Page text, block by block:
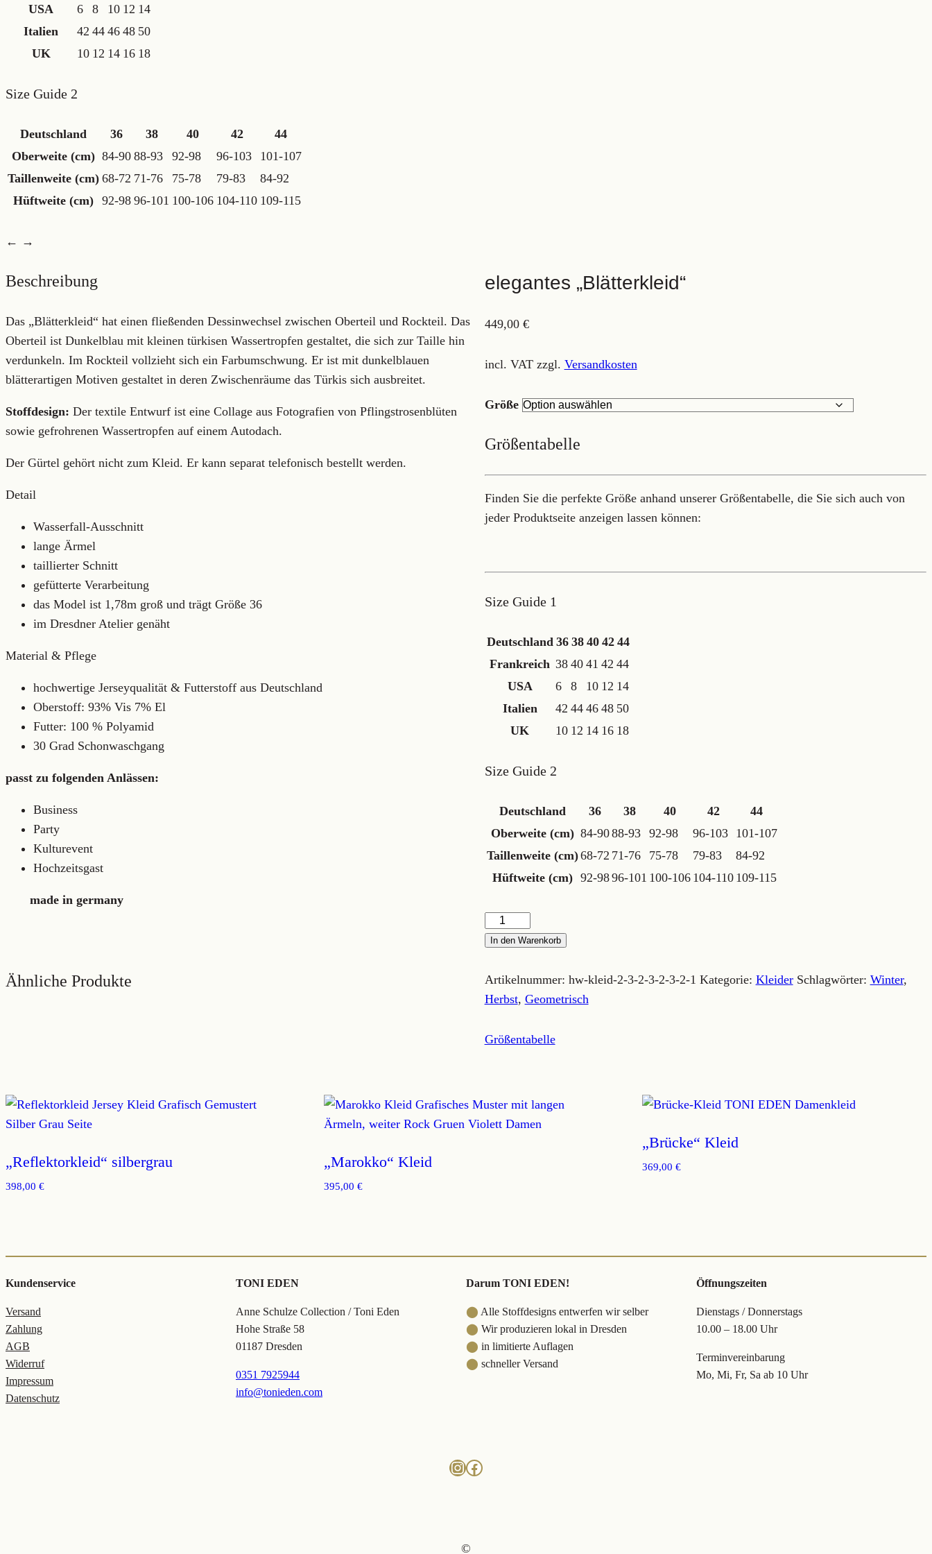
USA
6 8 10 12 14
Italien
42 44 46 48 50
UK
10 12 14 16 18
Size Guide 2
Deutschland 36 38 40 42
44
Oberweite (cm) 84-90 88-93 92-98 96-103
101-107
Taillenweite (cm) 68-72 71-76 75-78 79-83
84-92
Hüftweite (cm) 92-98 96-101 100-106 104-110 109-115
← →
elegantes „Blätterkleid“
449,00 €
incl. VAT zzgl. Versandkosten
Größe
Größentabelle
Finden Sie die perfekte Größe anhand unserer Größentabelle, die Sie sich auch von
jeder Produktseite anzeigen lassen können:
Size Guide 1
Deutschland 36 38 40 42 44
Frankreich 38 40 41 42 44
USA
6 8 10 12 14
Italien
42 44 46 48 50
UK
10 12 14 16 18
Size Guide 2
Deutschland 36 38 40 42
44
Oberweite (cm) 84-9088-93 92-98 96-103
101-107
Taillenweite (cm)68-72 71-76 75-78 79-83
84-92
Hüftweite (cm) 92-9896-101 100-106 104-110 109-115
elegantes
"Blätterkleid"
In den Warenkorb
Artikelnummer: hw-kleid-2-3-2-3-2-3-2-1 Kategorie: Kleider Schlagwörter: Winter,
Herbst, Geometrisch
Größentabelle
Beschreibung
Das „Blätterkleid“ hat einen fließenden Dessinwechsel zwischen Oberteil und Rockteil. Das
Oberteil ist Dunkelblau mit kleinen türkisen Wassertropfen gestaltet, die sich zur Taille hin
verdunkeln. Im Rockteil vollzieht sich ein Farbumschwung. Er ist mit dunkelblauen
blätterartigen Motiven gestaltet in deren Zwischenräume das Türkis sich ausbreitet.
Stoffdesign: Der textile Entwurf ist eine Collage aus Fotografien von Pflingstrosenblüten
sowie gefrohrenen Wassertropfen auf einem Autodach.
Der Gürtel gehört nicht zum Kleid. Er kann separat telefonisch bestellt werden.
Detail
Wasserfall-Ausschnitt
lange Ärmel
taillierter Schnitt
gefütterte Verarbeitung
das Model ist 1,78m groß und trägt Größe 36
im Dresdner Atelier genäht
Material & Pflege
hochwertige Jerseyqualität & Futterstoff aus Deutschland
Oberstoff: 93% Vis 7% El
Futter: 100 % Polyamid
30 Grad Schonwaschgang
passt zu folgenden Anlässen:
Business
Party
Kulturevent
Hochzeitsgast
made in germany
Ähnliche Produkte
„Reflektorkleid“ silbergrau
398,00 €
„Marokko“ Kleid
395,00 €
„Brücke“ Kleid
369,00 €
Kundenservice
Versand
Zahlung
AGB
Widerruf
Impressum
Datenschutz
TONI EDEN
Anne Schulze Collection / Toni Eden
Hohe Straße 58
01187 Dresden
0351 7925944
info@tonieden.com
Darum TONI EDEN!
⬤ Alle Stoffdesigns entwerfen wir selber
⬤ Wir produzieren lokal in Dresden
⬤ in limitierte Auflagen
⬤ schneller Versand
Öffnungszeiten
Dienstags / Donnerstags
10.00 – 18.00 Uhr
Terminvereinbarung
Mo, Mi, Fr, Sa ab 10 Uhr
Instagram
Facebook
©